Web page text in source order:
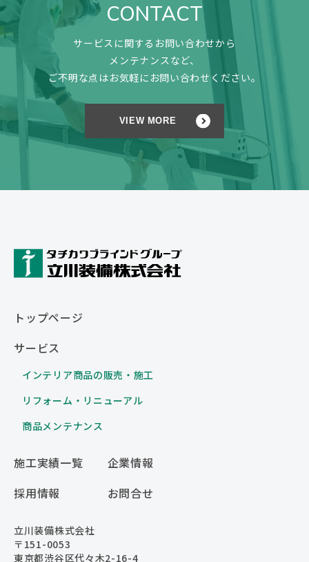
CONTACT
サービスに関するお問い合わせから
メンテナンスなど、
ご不明な点はお気軽にお問い合わせください。
VIEW MORE
立川装備株式会社
〒151-0053
東京都渋谷区代々木2-16-4
トップページ
サービス
インテリア商品の販売・施工
リフォーム・リニューアル
商品メンテナンス
施工実績一覧
採用情報
企業情報
お問合せ